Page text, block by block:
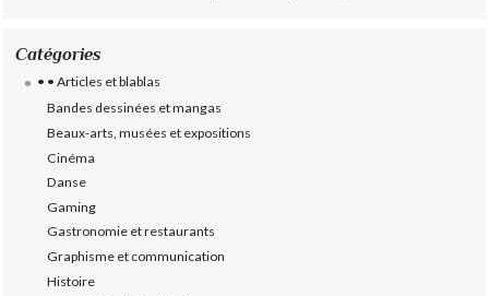
Catégories
• • Articles et blablas
Bandes dessinées et mangas
Beaux-arts, musées et expositions
Cinéma
Danse
Gaming
Gastronomie et restaurants
Graphisme et communication
Histoire